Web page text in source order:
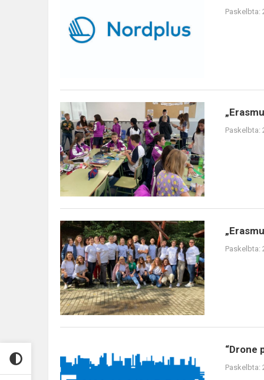
dalyvauti
,,Nordplus
Junior''
Paskelbta:
„Erasmus+”
projekto
„Mokyklą
kuriu
AŠ“
mokinių
grupės
mobi...
Paskelbta:
„Erasmus+“
projekto
„Yearning
for
non-
formal
learning“
moky...
Paskelbta:
pilot”.
Mokymosi
“Drone
Paskelbta: